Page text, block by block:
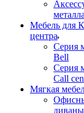
металла
Мебель для
центра
Серия
Bell
Серия
Call
Мягкая